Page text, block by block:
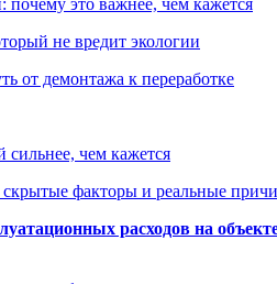
не вредит экологии
от демонтажа к переработке
чем кажется
скрытые факторы и реальные
расходов на